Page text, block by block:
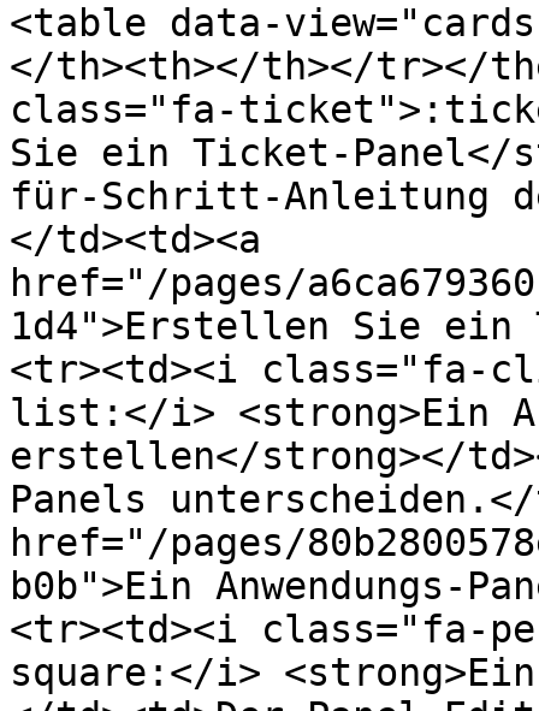
<table data-
</th><th></th></tr></
class="fa-
Sie ein Ticket-Panel</
für-Schritt-Anleitung
</td><td><a
href="/pages/
1d4">Erstellen Sie ein
<tr><td><i class="fa-
list:</i> <strong>Ein
erstellen</strong></
Panels unterscheiden.</
href="/pages/
b0b">Ein Anwendungs-
<tr><td><i class="fa-
square:</i>